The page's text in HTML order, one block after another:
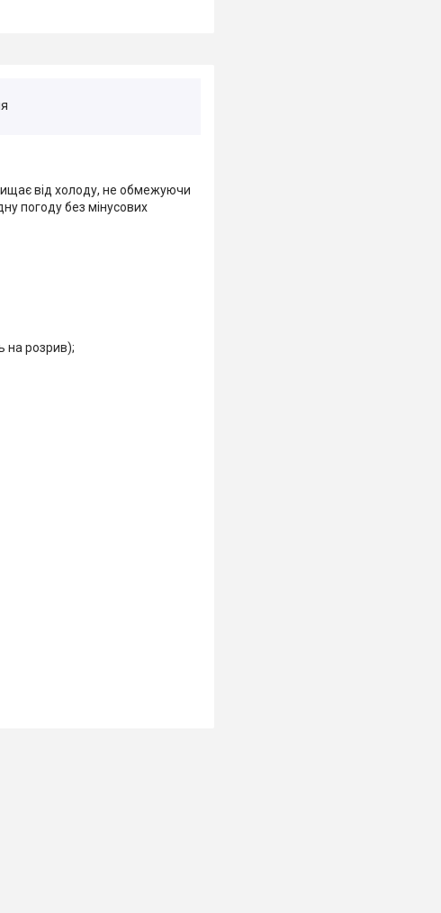
від холоду, не обмежуючи
погоду без мінусових
на розрив);